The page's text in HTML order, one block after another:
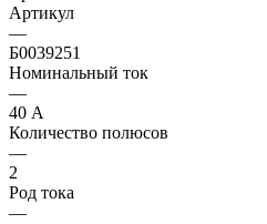
Артикул
—
Б0039251
Номинальный ток
—
40 А
Количество полюсов
—
2
Род тока
—